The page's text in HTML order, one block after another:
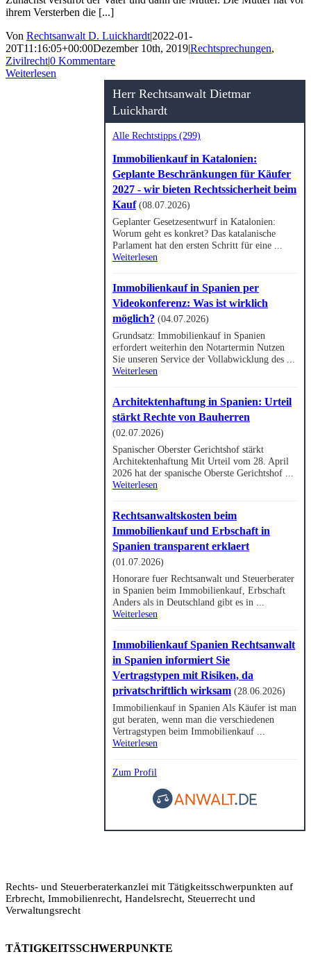
ihrem Versterben die [...]
Von Rechtsanwalt D. Luickhardt|2022-01-
20T11:16:05+00:00Dezember 10th, 2019|Rechtsprechungen,
Zivilrecht|0 Kommentare
Weiterlesen
Herr Rechtsanwalt Dietmar
Luickhardt
Alle Rechtstipps (299)
Immobilienkauf in Katalonien:
Geplante Beschränkungen für Käufer
2027 - wir bieten Rechtssicherheit beim
Kauf (08.07.2026)
Geplanter Gesetzesentwurf in Katalonien:
Worum geht es konkret? Das katalanische
Parlament hat den ersten Schritt für eine ...
Weiterlesen
Immobilienkauf in Spanien per
Videokonferenz: Was ist wirklich
möglich? (04.07.2026)
Grundsatz: Immobilienkauf in Spanien
erfordert weiterhin den Notartermin Nutzen
Sie unseren Service der Vollabwicklung des ...
Weiterlesen
Architektenhaftung in Spanien: Urteil
stärkt Rechte von Bauherren
(02.07.2026)
Spanischer Oberster Gerichtshof stärkt
Architektenhaftung Mit Urteil vom 28. April
2026 hat der spanische Oberste Gerichtshof ...
Weiterlesen
Rechtsanwaltskosten beim
Immobilienkauf und Erbschaft in
Spanien transparent erklaert
(01.07.2026)
Honorare fuer Rechtsanwalt und Steuerberater
in Spanien beim Immobilienkauf, Erbschaft
Anders als in Deutschland gibt es in ...
Weiterlesen
Immobilienkauf Spanien Rechtsanwalt
in Spanien informiert Sie
Vertragstypen mit Risiken, da
privatschriftlich wirksam (28.06.2026)
Immobilienkauf in Spanien Als Käufer ist man
gut beraten, wenn man die verschiedenen
Vertragstypen beim Immobilienkauf ...
Weiterlesen
Zum Profil
Rechts- und Steuerberaterkanzlei mit Tätigkeitsschwerpunkten auf
Erbrecht, Immobilienrecht, Handelsrecht, Steuerrecht und
Verwaltungsrecht
TÄTIGKEITSSCHWERPUNKTE